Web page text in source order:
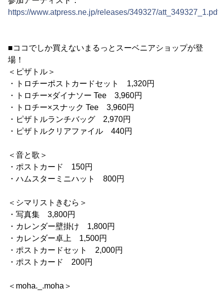
https://www.atpress.ne.jp/releases/349327/att_349327_1.pdf
■ココでしか買えないまるっとスーベニアショップが登
場！
＜ピザトル＞
・トロチーポストカードセット 1,320円
・トロチー×ダイナソー Tee 3,960円
・トロチー×スナック Tee 3,960円
・ピザトルランチバッグ 2,970円
・ピザトルクリアファイル 440円
＜音と歌＞
・ポストカード 150円
・ハムスターミニハット 800円
＜シマリストきむら＞
・写真集 3,800円
・カレンダー壁掛け 1,800円
・カレンダー卓上 1,500円
・ポストカードセット 2,000円
・ポストカード 200円
＜moha._.moha＞